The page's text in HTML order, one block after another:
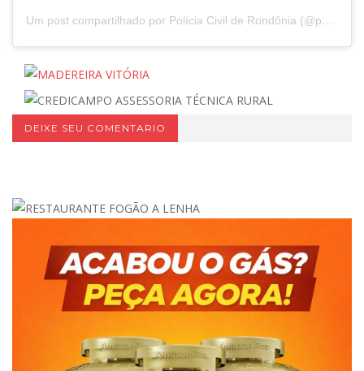
Um post compartilhado por Polícia Civil de Rondônia (@pcro_oficial)
DEIXE SEU COMENTARIO